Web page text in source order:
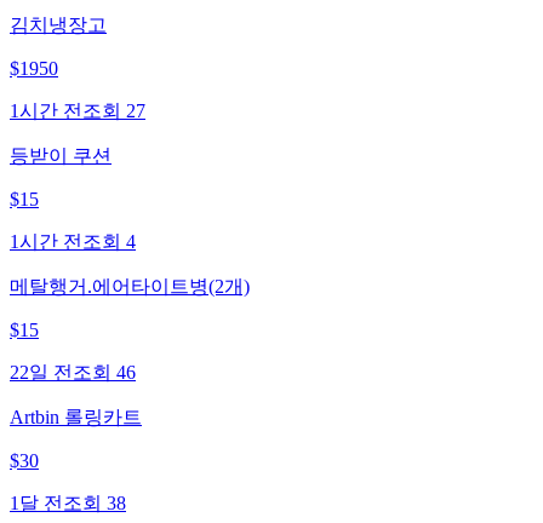
김치냉장고
$1950
1시간 전 조회 27
등받이 쿠션
$15
1시간 전 조회 4
메탈행거.에어타이트병(2개)
$15
22일 전 조회 46
Artbin 롤링카트
$30
1달 전 조회 38